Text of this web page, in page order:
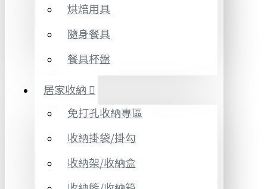
烘焙用具
隨身餐具
餐具杯盤
居家收納
免打孔收納專區
收納掛袋/掛勾
收納架/收納盒